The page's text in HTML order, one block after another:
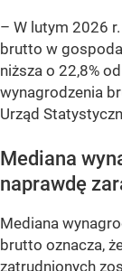
– W lutym 2026
brutto w
niższa o 22,8%
wynagrodzenia
Urząd
Mediana
naprawdę
Mediana
brutto oznacza,
zatrudnionych